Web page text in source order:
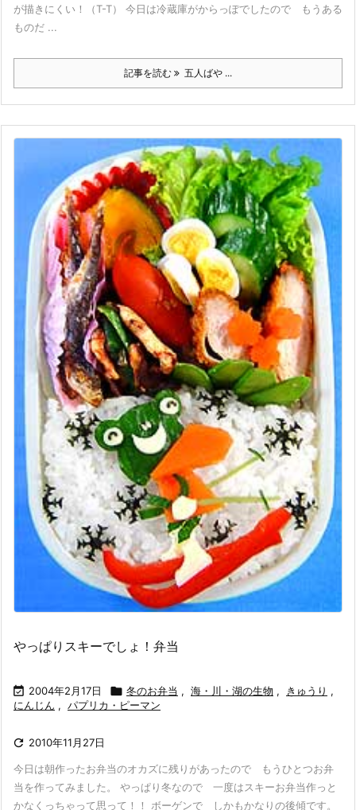
が描きにくい！（T-T） 今日は冷蔵庫がからっぽでしたので もうある
ものだ ...
記事を読む 五人ばや ...
やっぱりスキーでしょ！弁当
 2004年2月17日  冬のお弁当 , 海・川・湖の生物 , きゅうり ,
にんじん , パプリカ・ピーマン
 2010年11月27日
今日は朝作ったお弁当のオカズに残りがあったので もうひとつお弁
当を作ってみました。 やっぱり冬なので 一度はスキーお弁当作っと
かなくっちゃって思って！！ ボーゲンで しかもかなりの後傾です。